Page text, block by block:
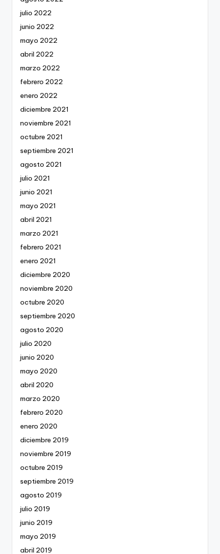
julio 2022
junio 2022
mayo 2022
abril 2022
marzo 2022
febrero 2022
enero 2022
diciembre 2021
noviembre 2021
octubre 2021
septiembre 2021
agosto 2021
julio 2021
junio 2021
mayo 2021
abril 2021
marzo 2021
febrero 2021
enero 2021
diciembre 2020
noviembre 2020
octubre 2020
septiembre 2020
agosto 2020
julio 2020
junio 2020
mayo 2020
abril 2020
marzo 2020
febrero 2020
enero 2020
diciembre 2019
noviembre 2019
octubre 2019
septiembre 2019
agosto 2019
julio 2019
junio 2019
mayo 2019
abril 2019